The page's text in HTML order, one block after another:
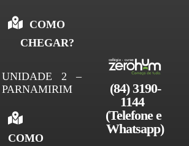
COMO
CHEGAR?
UNIDADE 2 –
PARNAMIRIM
COMO
(84) 3190-
1144
(Telefone e
Whatsapp)